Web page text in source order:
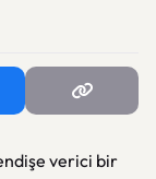
verici bir